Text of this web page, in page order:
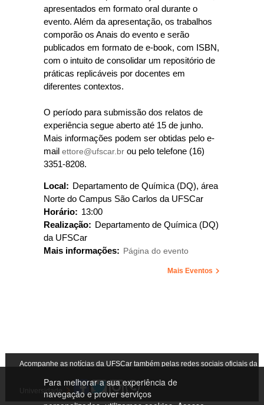
Para melhorar a sua experiência de
navegação e prover serviços
apresentados em formato oral durante o
evento. Além da apresentação, os trabalhos
comporão os Anais do evento e serão
publicados em formato de e-book, com ISBN,
com o intuito de consolidar um repositório de
práticas replicáveis por docentes em
diferentes contextos.
O período para submissão dos relatos de
experiência segue aberto até 15 de junho.
Mais informações podem ser obtidas pelo e-
mail ettore@ufscar.br ou pelo telefone (16)
3351-8208.
Local: Departamento de Química (DQ), área
Norte do Campus São Carlos da UFSCar
Horário: 13:00
Realização: Departamento de Química (DQ)
da UFSCar
Mais informações: Página do evento
Mais Eventos
Acompanhe as notícias da UFSCar também pelas redes sociais oficiais da
Universidade